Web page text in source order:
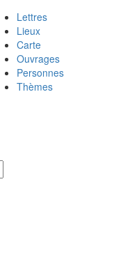
Lettres
Lieux
Carte
Ouvrages
Personnes
Thèmes